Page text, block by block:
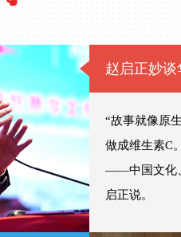
赵启正妙
“故事就像原
做成维生素C
——中国文化
启正说。